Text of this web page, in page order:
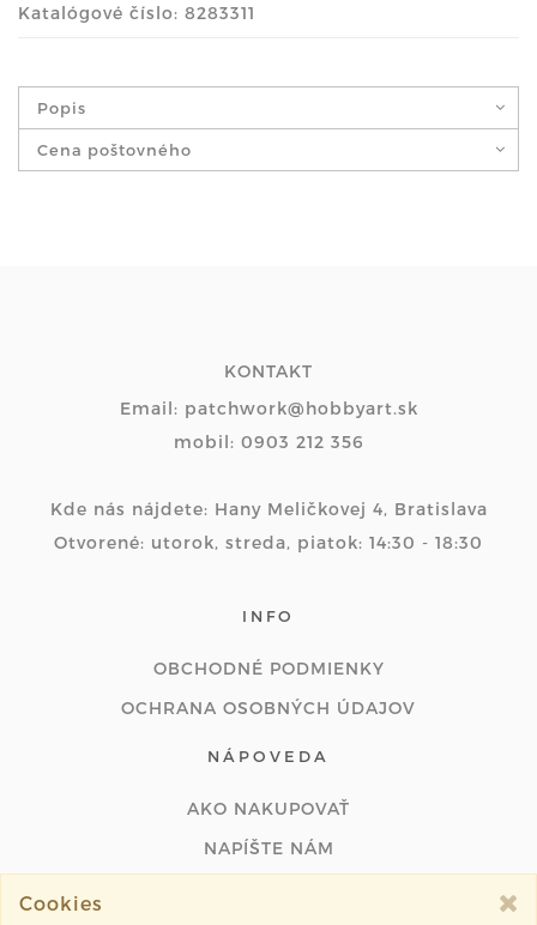
Katalógové číslo: 8283311
Popis
Cena poštovného
KONTAKT
Email: patchwork@hobbyart.sk
mobil: 0903 212 356
Kde nás nájdete: Hany Meličkovej 4, Bratislava
Otvorené: utorok, streda, piatok: 14:30 - 18:30
INFO
OBCHODNÉ PODMIENKY
OCHRANA OSOBNÝCH ÚDAJOV
NÁPOVEDA
AKO NAKUPOVAŤ
NAPÍŠTE NÁM
Cookies